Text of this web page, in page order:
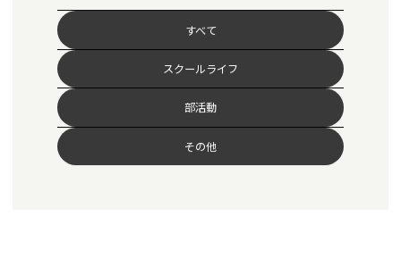
すべて
スクールライフ
部活動
その他